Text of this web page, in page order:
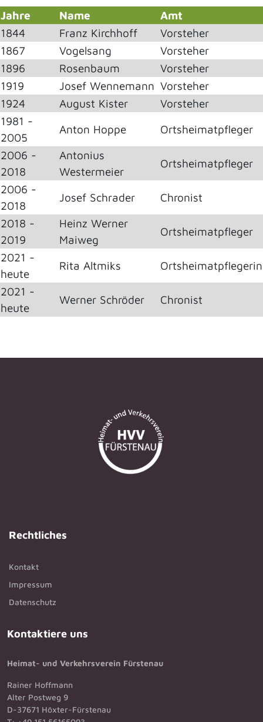
Jahre Name
Amt
1844
Franz Kirchhoff
Vorsteher
1867
Vogelsang
Vorsteher
1896
Rosenbaum
Vorsteher
1919
Josef Wennemann Vorsteher
1924
August Kister
Vorsteher
1981 -
2005
Anton Hoppe
Ortsheimatpfleger
2006 -
2018
Antonius
Westermeier
Ortsheimatpfleger
2006 -
2018
Josef Schrader
Chronist
2018 -
2019
Heinz Werner
Maiweg
Ortsheimatpfleger
2021 -
heute
Rita Altmiks
Ortsheimatpflegerin
2021 -
heute
Werner Schröder Chronist
Rechtliches
Kontakt
Impressum
Datenschutz
Kontaktiere uns
Heimat- und Verkehrsverein Fürstenau
Rainer Hoffmann
Alter Postweg 9
D-37671 Höxter-Fürstenau